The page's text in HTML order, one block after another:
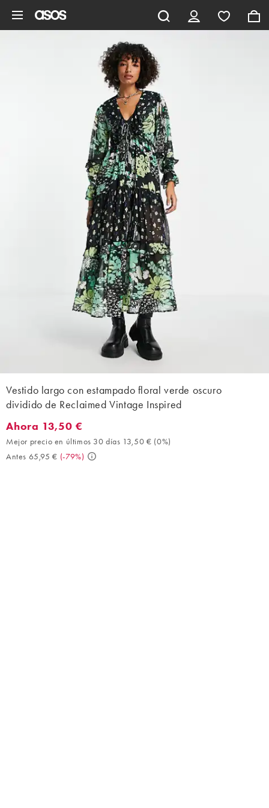
Vestido largo con estampado floral verde oscuro
dividido de Reclaimed Vintage Inspired
Ahora 13,50 €. Mejor precio en últimos 30 días 13,50 € (0%).
Ahora 13,50 €
Mejor precio en últimos 30 días 13,50 € (0%)
Antes 65,95 € (-79%)